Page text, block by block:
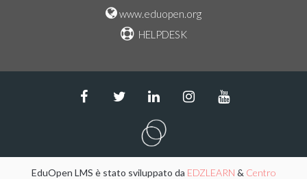
www.eduopen.org
HELPDESK
EduOpen LMS è stato sviluppato da EDZLEARN & Centro